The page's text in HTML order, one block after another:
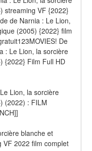
streaming VF {2022}
de Narnia : Le Lion,
(2005) {2022} film
De
: Le Lion, la sorcière
{2022} Film Full HD
Lion, la sorcière
(2022) : FILM
blanche et
VF 2022 film complet